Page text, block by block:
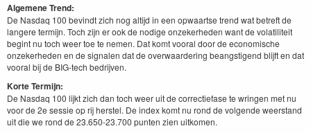
Algemene Trend:
De Nasdaq 100 bevindt zich nog altijd in een opwaartse trend wat betreft de
langere termijn. Toch zijn er ook de nodige onzekerheden want de volatiliteit
begint nu toch weer toe te nemen. Dat komt vooral door de economische
onzekerheden en de signalen dat de overwaardering beangstigend blijft en dat
vooral bij de BIG-tech bedrijven.
Korte Termijn:
De Nasdaq 100 lijkt zich dan toch weer uit de correctiefase te wringen met nu
voor de 2e sessie op rij herstel. De index komt nu rond de volgende weerstand
uit die we rond de 23.650-23.700 punten zien uitkomen.